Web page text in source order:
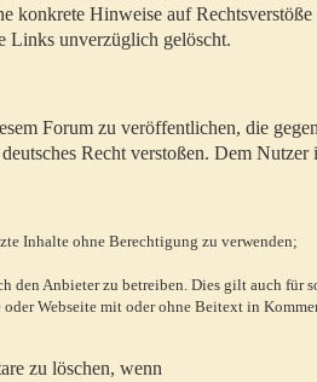
konkrete Hinweise auf Rechtsverstöße
Links unverzüglich gelöscht.
Forum zu veröffentlichen, die
Recht verstoßen. Dem Nutzer
Inhalte ohne Berechtigung zu verwenden;
den Anbieter zu betreiben. Dies gilt auch für
Webseite mit oder ohne Beitext in
zu löschen, wenn